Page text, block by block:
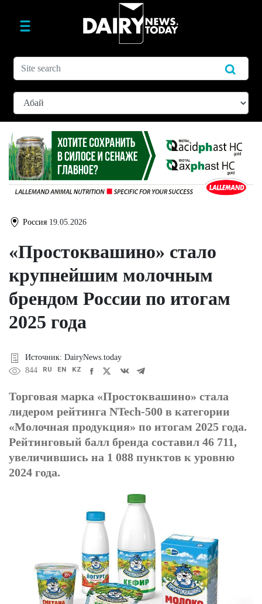
Россия 19.05.2026
«Простоквашино» стало
крупнейшим молочным
брендом России по итогам
2025 года
Источник: DairyNews.today
844
RU EN KZ
Торговая марка «Простоквашино» стала
лидером рейтинга NTech-500 в категории
«Молочная продукция» по итогам 2025 года.
Рейтинговый балл бренда составил 46 711,
увеличившись на 1 088 пунктов к уровню
2024 года.